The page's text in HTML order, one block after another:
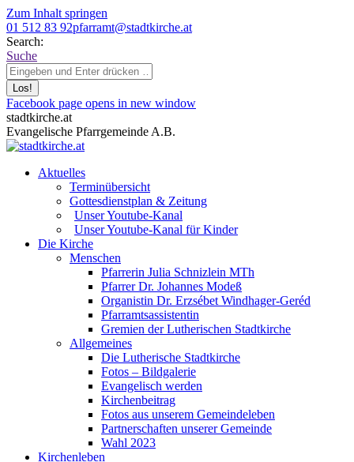
Zum Inhalt springen
01 512 83 92pfarramt@stadtkirche.at
Search:
Suche
Facebook page opens in new window
stadtkirche.at
Evangelische Pfarrgemeinde A.B.
Aktuelles
Terminübersicht
Gottesdienstplan & Zeitung
Unser Youtube-Kanal
Unser Youtube-Kanal für Kinder
Die Kirche
Menschen
Pfarrerin Julia Schnizlein MTh
Pfarrer Dr. Johannes Modeß
Organistin Dr. Erzsébet Windhager-Geréd
Pfarramtsassistentin
Gremien der Lutherischen Stadtkirche
Allgemeines
Die Lutherische Stadtkirche
Fotos – Bildgalerie
Evangelisch werden
Kirchenbeitrag
Fotos aus unserem Gemeindeleben
Partnerschaften unserer Gemeinde
Wahl 2023
Kirchenleben